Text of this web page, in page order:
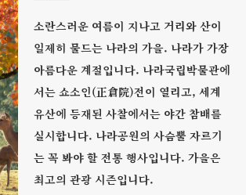
소란스러운 여름이 지나고 거리와 산이
일제히 물드는 나라의 가을. 나라가 가장
아름다운 계절입니다. 나라국립박물관에
서는 쇼소인(正倉院)전이 열리고, 세계
유산에 등재된 사찰에서는 야간 참배를
실시합니다. 나라공원의 사슴뿔 자르기
는 꼭 봐야 할 전통 행사입니다. 가을은
최고의 관광 시즌입니다.